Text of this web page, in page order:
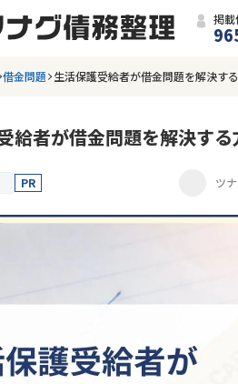
掲載
借金問題 生活保護受給者が借金問題を解決す
給者が借金問題を解決する
PR ツ